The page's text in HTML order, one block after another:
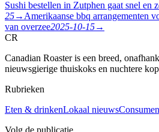
Sushi bestellen in Zutphen gaat snel en
25→ Amerikaanse bbq arrangementen
van overzee2025-10-15→
CR
Canadian Roaster is een breed,
nieuwsgierige thuiskoks en nuchtere
Rubrieken
Eten & drinkenLokaal nieuws